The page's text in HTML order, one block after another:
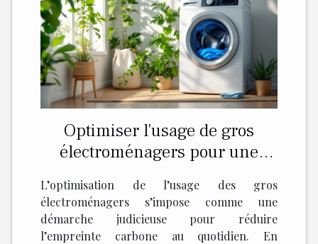
Optimiser l'usage de gros
électroménagers pour une
L’optimisation de l’usage des gros
électroménagers s’impose comme une
démarche judicieuse pour réduire
l’empreinte carbone au quotidien. En